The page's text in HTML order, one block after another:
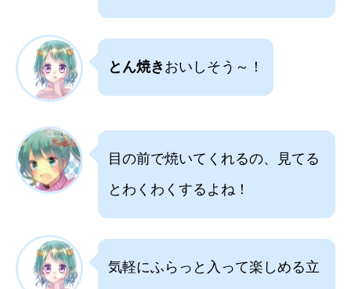
とん焼き おいしそう～！
目の前で焼いてくれるの、見てる
とわくわくするよね！
気軽にふらっと入って楽しめる立